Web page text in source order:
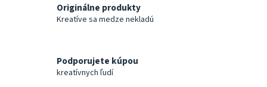
Originálne produkty
Kreatíve sa medze nekladú
Podporujete kúpou
kreatívnych ľudí